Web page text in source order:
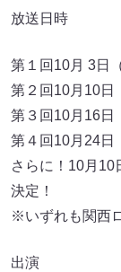
放送日時
第１回10月 3
第２回10月10
第３回10月16
第４回10月24
さらに！10月
決定！
※いずれも関西
出演